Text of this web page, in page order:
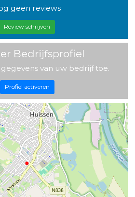
geen reviews
Review schrijven
Bedrijfsprofiel
van uw bedrijf toe.
Profiel activeren